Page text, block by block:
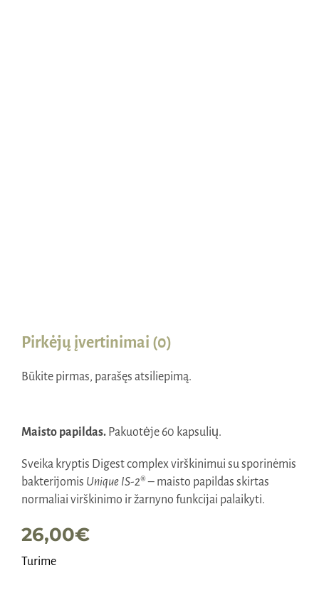
Pirkėjų įvertinimai (0)
Būkite pirmas, parašęs atsiliepimą.
Maisto papildas.Pakuotėje 60 kapsulių.
Sveika kryptis Digest complex virškinimui su sporinėmis
bakterijomis Unique IS-2® – maisto papildas skirtas
normaliai virškinimo ir žarnyno funkcijai palaikyti.
26,00€
Turime